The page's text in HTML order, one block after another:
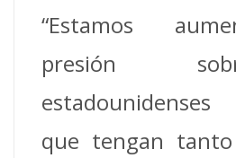
“Estamos
presión
que tengan